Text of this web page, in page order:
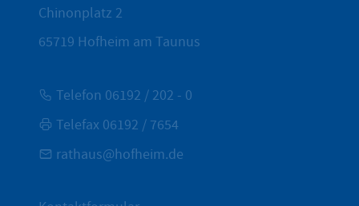
Chinonplatz 2
65719 Hofheim am Taunus
Telefon 06192 / 202 - 0
Telefax 06192 / 7654
rathaus@hofheim.de